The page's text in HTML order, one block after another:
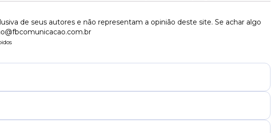
de seus autores e não representam a opinião deste site. Se achar algo